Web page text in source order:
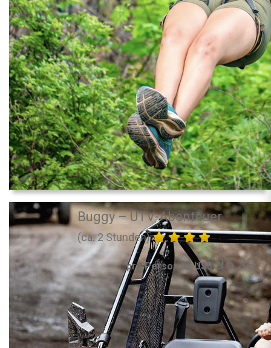
Buggy – UTV-Abenteuer
(ca. 2 Stunden)
pro Person ab US$96.30